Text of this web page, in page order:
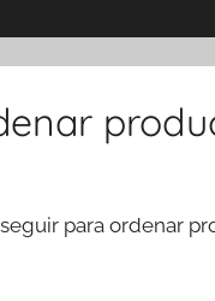
para ordenar